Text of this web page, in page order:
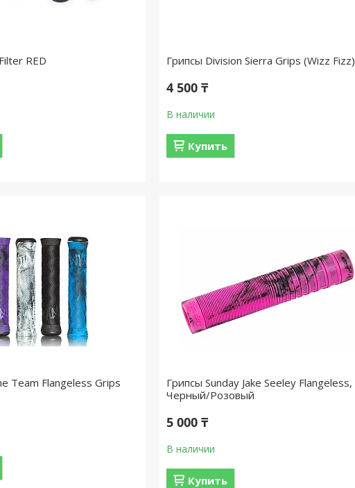
RED Грипсы Division Sierra Grips (Wizz Fizz)
4 500 ₸
В наличии
Купить
Team Flangeless Grips
Грипсы Sunday Jake Seeley Flangeless,
Черный/Розовый
5 000 ₸
В наличии
Купить